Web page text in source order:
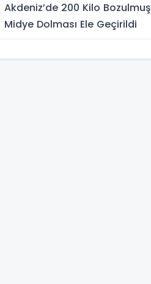
Akdeniz’de 200 Kilo Bozulmuş
Midye Dolması Ele Geçirildi